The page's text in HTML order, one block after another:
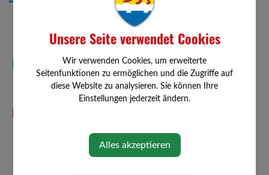
Familienfreundliche Gemeinde
Unsere Seite verwendet Cookies
Wir verwenden Cookies, um erweiterte
Seitenfunktionen zu ermöglichen und die Zugriffe auf
diese Website zu analysieren. Sie können Ihre
Einstellungen jederzeit ändern.
Alles akzeptieren